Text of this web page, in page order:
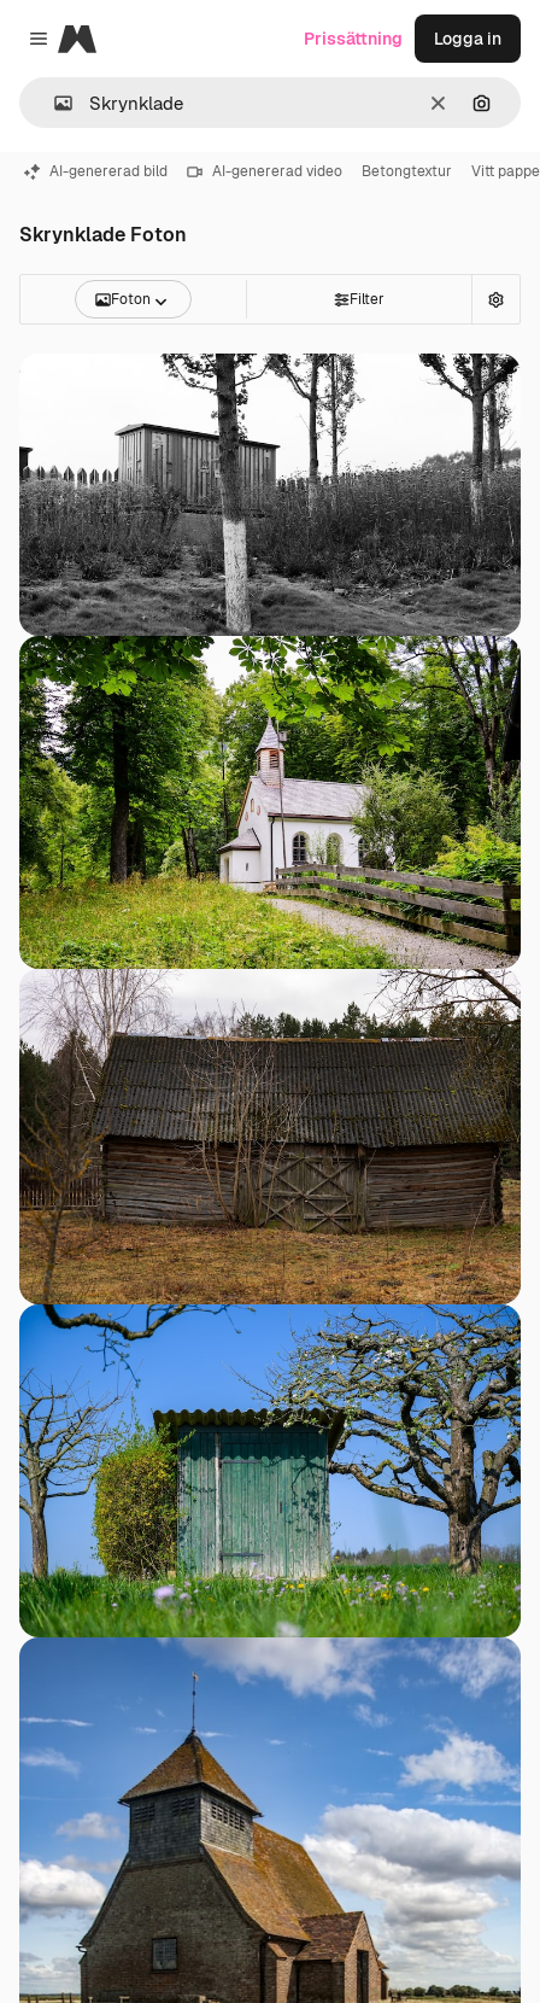
Close menu
Magnific
RensaSök
Prissättning Logga in
AI-genererad bild AI-genererad video Betongtextur Vitt
Skrynklade Foton
Foton Filter